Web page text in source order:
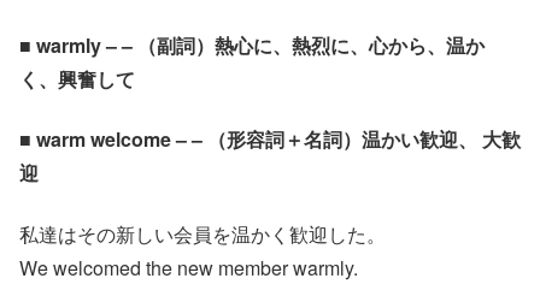
■ warmly – – （副詞）熱心に、熱烈に、心から、温か
く、興奮して
■ warm welcome – – （形容詞＋名詞）温かい歓迎、 大歓
迎
私達はその新しい会員を温かく歓迎した。
We welcomed the new member warmly.